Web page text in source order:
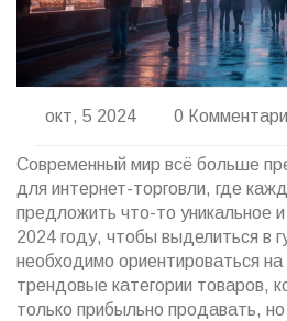
окт, 5 2024 0
Современный мир всё больше
для интернет-торговли, где
предложить что-то уникальное
2024 году, чтобы выделиться в
необходимо ориентироваться на
трендовые категории товаров,
только прибыльно продавать,